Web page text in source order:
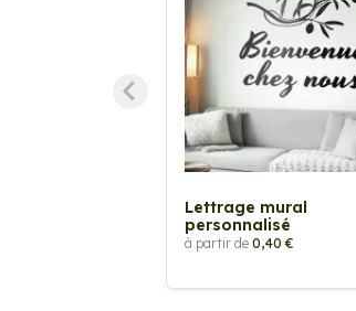
Lettrage mural
personnalisé
à partir de 0,40 €